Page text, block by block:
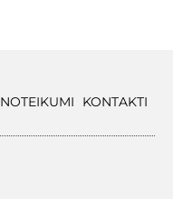
NOTEIKUMI KONTAKTI